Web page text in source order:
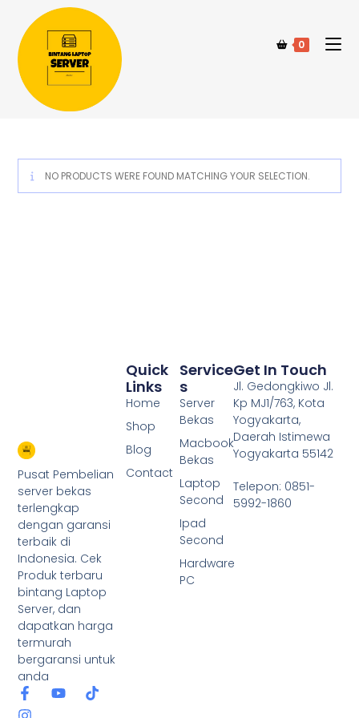
0
NO PRODUCTS WERE FOUND MATCHING YOUR SELECTION.
Pusat Pembelian
server bekas
terlengkap
dengan garansi
terbaik di
Indonesia. Cek
Produk terbaru
bintang Laptop
Server, dan
dapatkan harga
termurah
bergaransi untuk
anda
Service
S
Server
Bekas
Macbook
Bekas
Laptop
Second
Ipad
Second
Hardware
PC
Quick
Links
Home
Shop
Blog
Contact
Get In Touch
Jl. Gedongkiwo Jl.
Kp MJ1/763, Kota
Yogyakarta,
Daerah Istimewa
Yogyakarta 55142
Telepon: 0851-
5992-1860